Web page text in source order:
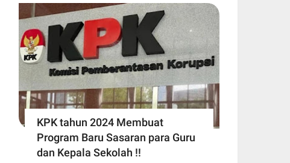
KPK tahun 2024 Membuat
Program Baru Sasaran para Guru
dan Kepala Sekolah !!